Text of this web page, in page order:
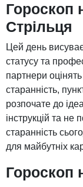
Гороскоп
Стрільця
Цей день
статусу та
партнери
старанність,
розпочате до
інструкцій та
старанність
для майбутніх
Гороскоп